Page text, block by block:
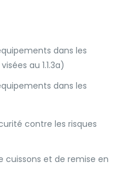
dans les
au 1.1.3a)
dans les
contre les risques
cuissons et de remise en